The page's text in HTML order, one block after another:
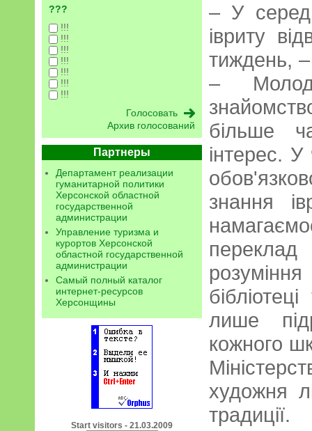
???
!!!
!!!
!!!
!!!
!!!
!!!
!!!
Архив голосований
Партнеры
Департамент реализации
гуманитарной политики
Херсонской областной
государственной
администрации
Управление туризма и
курортов Херсонской
областной государственной
администрации
Самый полный каталог
интернет-ресурсов
Херсонщины
Start visitors - 21.03.2009
– У
івриту
тиждень,
–
більше
інтерес.
знання
лише
кожного
художня
традиції.